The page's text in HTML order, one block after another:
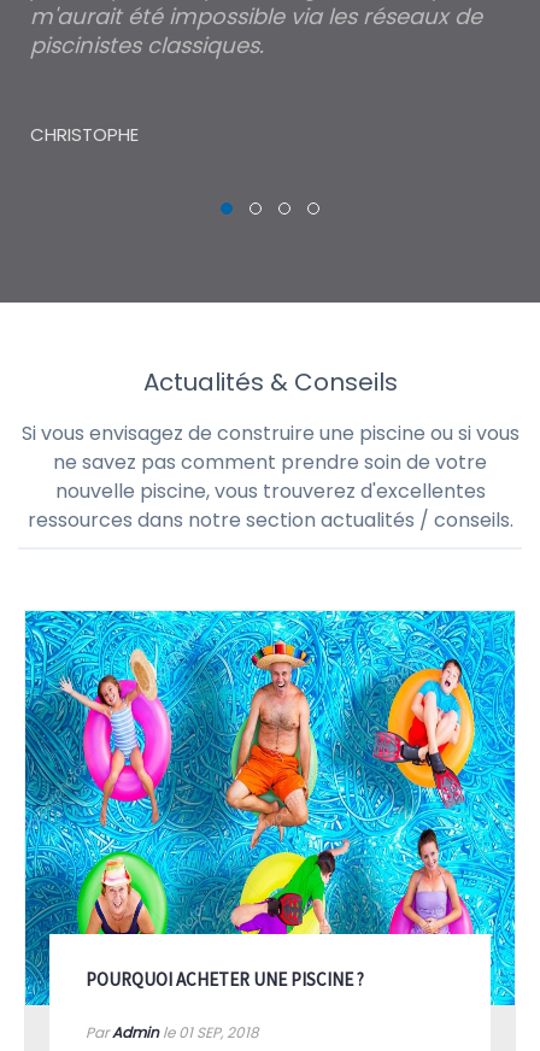
m'aurait été impossible via les réseaux de
piscinistes classiques.
CHRISTOPHE
Actualités & Conseils
Si vous envisagez de construire une piscine ou si vous
ne savez pas comment prendre soin de votre
nouvelle piscine, vous trouverez d'excellentes
ressources dans notre section actualités / conseils.
POURQUOI ACHETER UNE PISCINE ?
ParAdminle 01SEP, 2018